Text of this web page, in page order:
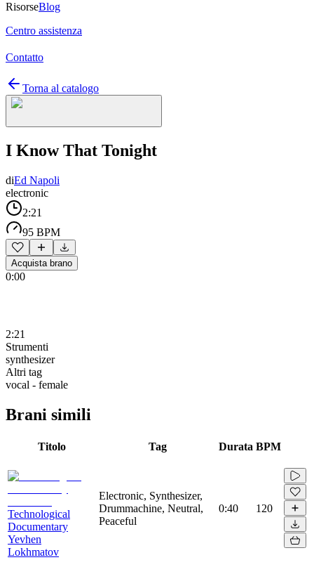
RisorseBlog
Centro assistenza
Contatto
Torna al catalogo
I Know That Tonight
diEd Napoli
electronic
2:21
95 BPM
Acquista brano
0:00
2:21
Strumenti
synthesizer
Altri tag
vocal - female
Brani simili
Titolo Tag Durata BPM
Technological
Documentary
Yevhen
Lokhmatov
Electronic, Synthesizer,
Drummachine, Neutral,
Peaceful
0:40 120